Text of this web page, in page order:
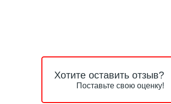
Хотите оставить отзыв?
Поставьте свою оценку!